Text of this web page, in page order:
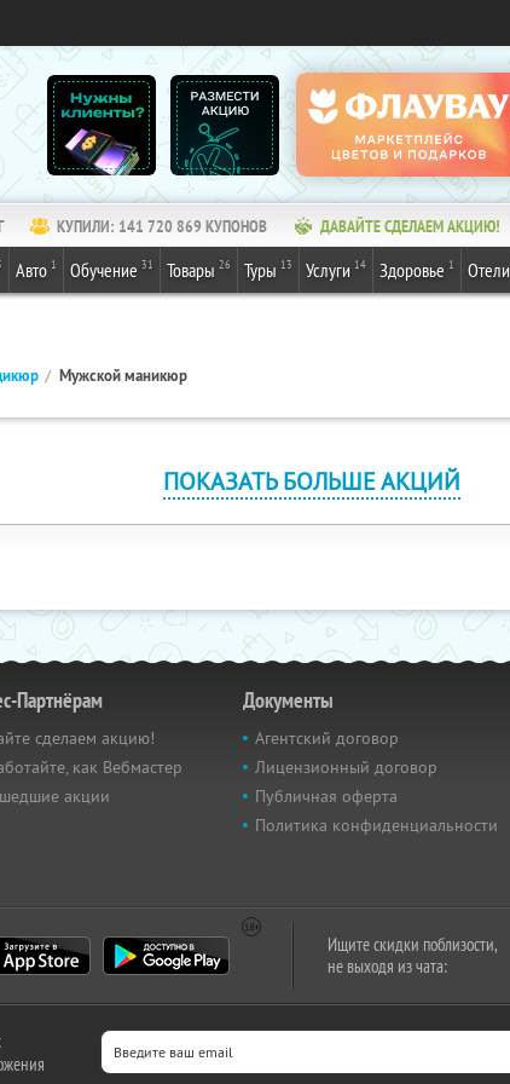
КУПИЛИ: 141 720 869 КУПОНОВ ДАВАЙТЕ СДЕЛАЕМ АКЦИЮ!
Авто 1 Обучение 31 Товары 26 Туры 13 Услуги 14 Здоровье 1 Отели
Мужской маникюр
ПОКАЗАТЬ БОЛЬШЕ АКЦИЙ
Партнёрам
сделаем акцию!
как Вебмастер
акции
Документы
Агентский договор
Лицензионный договор
Публичная оферта
Политика конфиденциальности
Ищите скидки поблизости,
не выходя из чата: